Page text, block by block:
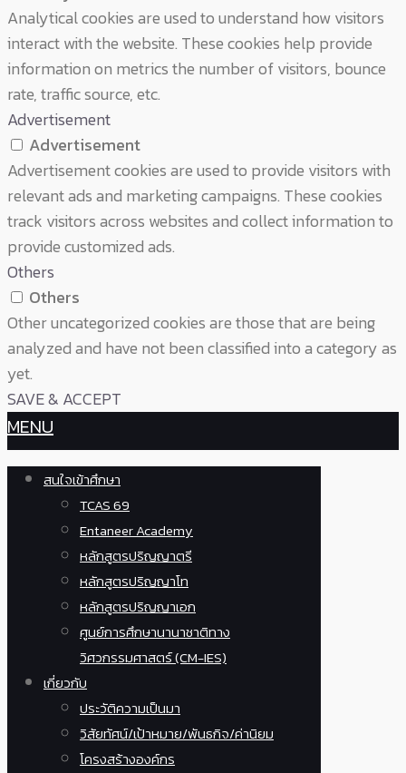
Analytical cookies are used to understand how visitors
interact with the website. These cookies help provide
information on metrics the number of visitors, bounce
rate, traffic source, etc.
Advertisement
Advertisement
Advertisement cookies are used to provide visitors with
relevant ads and marketing campaigns. These cookies
track visitors across websites and collect information to
provide customized ads.
Others
Others
Other uncategorized cookies are those that are being
analyzed and have not been classified into a category as
yet.
SAVE & ACCEPT
MENU
สนใจเข้าศึกษา
TCAS 69
Entaneer Academy
หลักสูตรปริญญาตรี
หลักสูตรปริญญาโท
หลักสูตรปริญญาเอก
ศูนย์การศึกษานานาชาติทาง
วิศวกรรมศาสตร์ (CM-IES)
เกี่ยวกับ
ประวัติความเป็นมา
วิสัยทัศน์/เป้าหมาย/พันธกิจ/ค่านิยม
โครงสร้างองค์กร